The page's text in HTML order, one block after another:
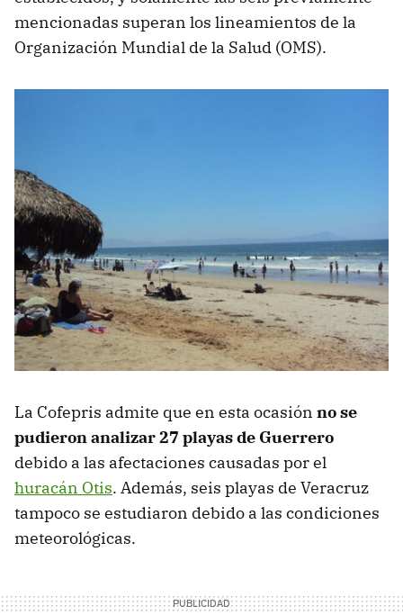
mencionadas superan los lineamientos de la
Organización Mundial de la Salud (OMS).
La Cofepris admite que en esta ocasión no se
pudieron analizar 27 playas de Guerrero
debido a las afectaciones causadas por el
huracán Otis. Además, seis playas de Veracruz
tampoco se estudiaron debido a las condiciones
meteorológicas.